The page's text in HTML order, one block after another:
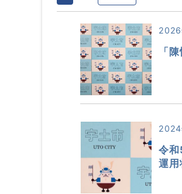
2026
「
2024
令和
運用